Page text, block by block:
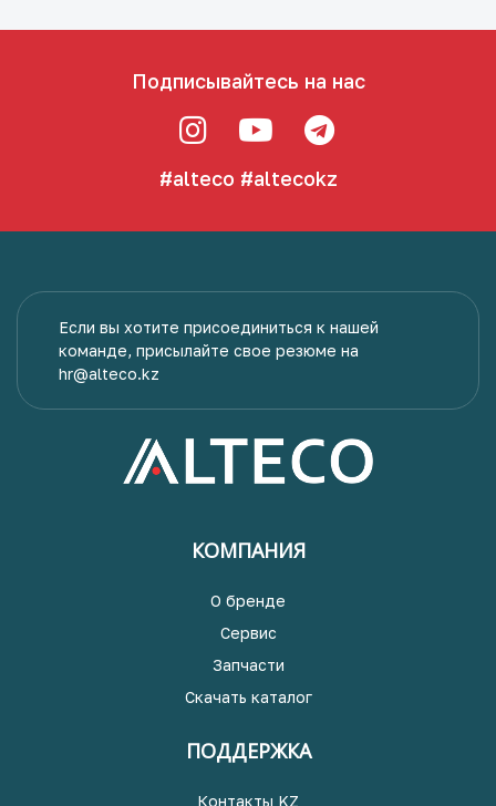
Подписывайтесь на нас
#alteco #altecokz
Если вы хотите присоединиться к нашей
команде, присылайте свое резюме на
hr@alteco.kz
КОМПАНИЯ
О бренде
Сервис
Запчасти
Скачать каталог
ПОДДЕРЖКА
Контакты KZ